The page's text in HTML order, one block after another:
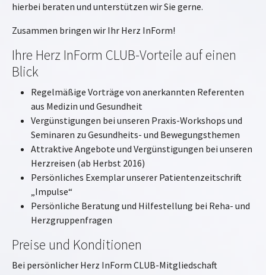
hierbei beraten und unterstützen wir Sie gerne.
Zusammen bringen wir Ihr Herz InForm!
Ihre Herz InForm CLUB-Vorteile auf einen
Blick
Regelmäßige Vorträge von anerkannten Referenten
aus Medizin und Gesundheit
Vergünstigungen bei unseren Praxis-Workshops und
Seminaren zu Gesundheits- und Bewegungsthemen
Attraktive Angebote und Vergünstigungen bei unseren
Herzreisen (ab Herbst 2016)
Persönliches Exemplar unserer Patientenzeitschrift
„Impulse“
Persönliche Beratung und Hilfestellung bei Reha- und
Herzgruppenfragen
Preise und Konditionen
Bei persönlicher Herz InForm CLUB-Mitgliedschaft